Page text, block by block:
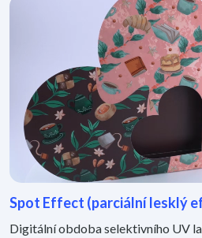
Spot Effect (parciální lesklý
Digitální obdoba selektivního UV